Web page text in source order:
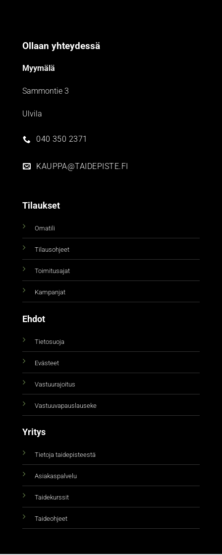
Ollaan yhteydessä
Myymälä
Sammontie 3
Ulvila
040 350 2371
KAUPPA@TAIDEPISTE.FI
Tilaukset
Omatili
Tilausohjeet
Toimitusajat
Kampanjat
Ehdot
Tietosuoja
Evästeet
Vastuurajoitus
Vastuuvapauslauseke
Yritys
Tietoja taidepisteestä
Asiakaspalvelu
Taidekurssit
Taideohjeet